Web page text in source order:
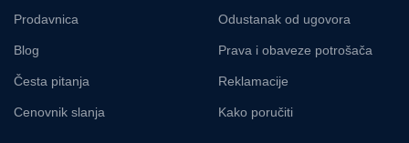
Prodavnica
Blog
Česta pitanja
Cenovnik slanja
Odustanak od ugovora
Prava i obaveze potrošača
Reklamacije
Kako poručiti